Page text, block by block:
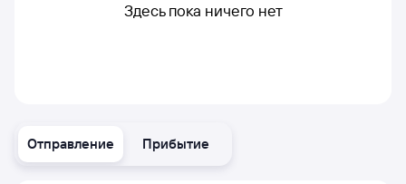
Отправление Прибытие
Здесь пока ничего нет